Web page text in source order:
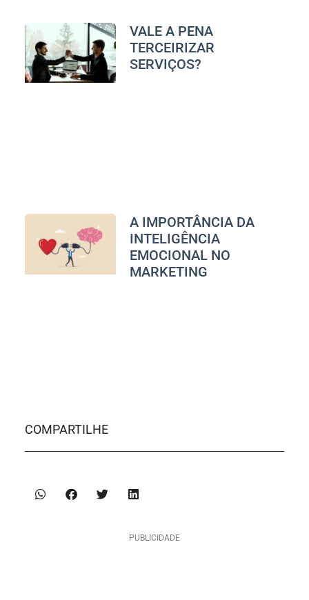
VALE A PENA
TERCEIRIZAR
SERVIÇOS?
A IMPORTÂNCIA DA
INTELIGÊNCIA
EMOCIONAL NO
MARKETING
COMPARTILHE
PUBLICIDADE